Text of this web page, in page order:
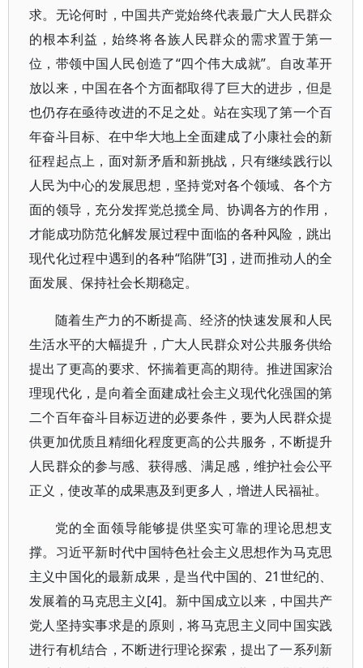
求。无论何时，中国共产党始终代表最广大人民群众
的根本利益，始终将各族人民群众的需求置于第一
位，带领中国人民创造了“四个伟大成就”。自改革开
放以来，中国在各个方面都取得了巨大的进步，但是
也仍存在亟待改进的不足之处。站在实现了第一个百
年奋斗目标、在中华大地上全面建成了小康社会的新
征程起点上，面对新矛盾和新挑战，只有继续践行以
人民为中心的发展思想，坚持党对各个领域、各个方
面的领导，充分发挥党总揽全局、协调各方的作用，
才能成功防范化解发展过程中面临的各种风险，跳出
现代化过程中遇到的各种“陷阱”[3]，进而推动人的全
面发展、保持社会长期稳定。
随着生产力的不断提高、经济的快速发展和人民
生活水平的大幅提升，广大人民群众对公共服务供给
提出了更高的要求、怀揣着更高的期待。推进国家治
理现代化，是向着全面建成社会主义现代化强国的第
二个百年奋斗目标迈进的必要条件，要为人民群众提
供更加优质且精细化程度更高的公共服务，不断提升
人民群众的参与感、获得感、满足感，维护社会公平
正义，使改革的成果惠及到更多人，增进人民福祉。
党的全面领导能够提供坚实可靠的理论思想支
撑。习近平新时代中国特色社会主义思想作为马克思
主义中国化的最新成果，是当代中国的、21世纪的、
发展着的马克思主义[4]。新中国成立以来，中国共产
党人坚持实事求是的原则，将马克思主义同中国实践
进行有机结合，不断进行理论探索，提出了一系列新